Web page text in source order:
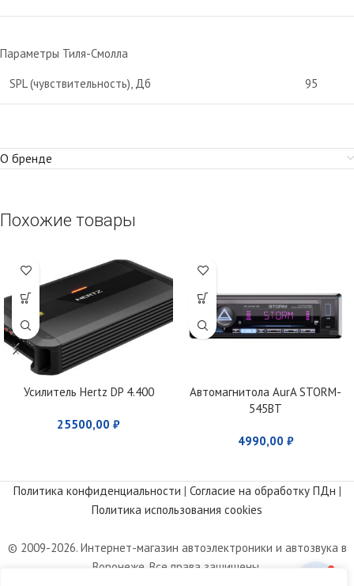
Параметры Тиля-Смолла
SPL (чувствительность), Дб
95
О бренде
Похожие товары
Усилитель Hertz DP 4.400
25500,00 ₽
Автомагнитола AurA STORM-
545BT
4990,00 ₽
Политика конфиденциальности | Согласие на обработку ПДн |
Политика использования cookies
© 2009-2026. Интернет-магазин автоэлектроники и автозвука в
Воронеже. Все права защищены.